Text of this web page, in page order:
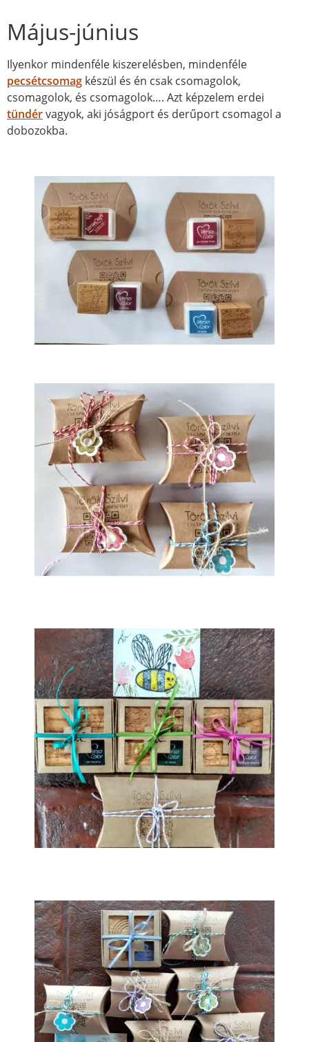
Május-június
Ilyenkor mindenféle kiszerelésben, mindenféle
pecsétcsomag készül és én csak csomagolok,
csomagolok, és csomagolok…. Azt képzelem erdei
tündérvagyok, aki jóságport és derűport csomagol a
dobozokba.